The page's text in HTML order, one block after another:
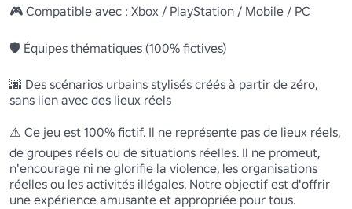
🎮 Compatible avec : Xbox / PlayStation / Mobile / PC
🛡️ Équipes thématiques (100% fictives)
🌆 Des scénarios urbains stylisés créés à partir de zéro,
sans lien avec des lieux réels
⚠️ Ce jeu est 100% fictif. Il ne représente pas de lieux réels,
de groupes réels ou de situations réelles. Il ne promeut,
n'encourage ni ne glorifie la violence, les organisations
réelles ou les activités illégales. Notre objectif est d'offrir
une expérience amusante et appropriée pour tous.